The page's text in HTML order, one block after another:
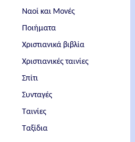
Ναοί και Μονές
Ποιήματα
Χριστιανικά βιβλία
Χριστιανικές ταινίες
Σπίτι
Συνταγές
Ταινίες
Ταξίδια